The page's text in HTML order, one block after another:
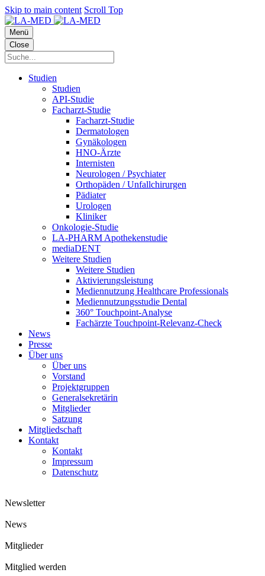
Skip to main content Scroll Top
Menü
Close
Studien
Studien
API-Studie
Facharzt-Studie
Facharzt-Studie
Dermatologen
Gynäkologen
HNO-Ärzte
Internisten
Neurologen / Psychiater
Orthopäden / Unfallchirurgen
Pädiater
Urologen
Kliniker
Onkologie-Studie
LA-PHARM Apothekenstudie
mediaDENT
Weitere Studien
Weitere Studien
Aktivierungsleistung
Mediennutzung Healthcare Professionals
Mediennutzungsstudie Dental
360° Touchpoint-Analyse
Fachärzte Touchpoint-Relevanz-Check
News
Presse
Über uns
Über uns
Vorstand
Projektgruppen
Generalsekretärin
Mitglieder
Satzung
Mitgliedschaft
Kontakt
Kontakt
Impressum
Datenschutz
Newsletter
News
Mitglieder
Mitglied werden